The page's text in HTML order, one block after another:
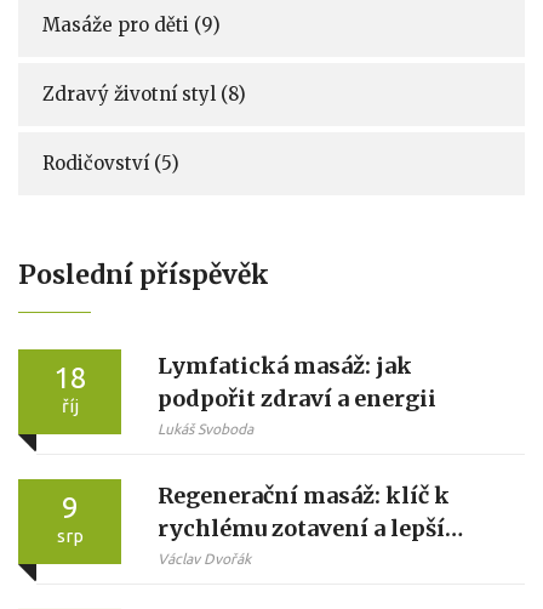
Masáže pro děti (9)
Zdravý životní styl (8)
Rodičovství (5)
Poslední příspěvěk
18
říj
Lymfatická masáž: jak
podpořit zdraví a energii
Lukáš Svoboda
9
srp
Regenerační masáž: klíč k
rychlému zotavení a lepší
pohodě
Václav Dvořák